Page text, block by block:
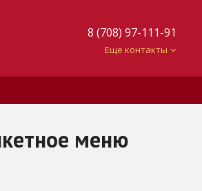
8 (708) 97-111-91
Еще контакты
меню